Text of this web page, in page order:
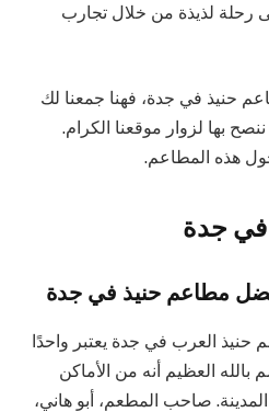
رحلة لذيذة من خلال تجارب
حنيذ في جدة، فهنا جمعنا لك
بها لزوار موقعنا الكرام.
حول هذه المطاعم.
في جدة
حنيذ العرب في جدة يعتبر واحدًا
العظيم أنه من الأماكن
صاحب المطعم، أبو هاني،